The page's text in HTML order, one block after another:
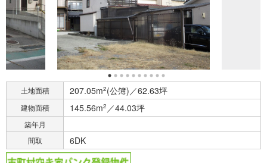
土地面積 207.05m2(公簿)／62.63坪
建物面積 145.56m2 ／44.03坪
築年月
間取
6DK